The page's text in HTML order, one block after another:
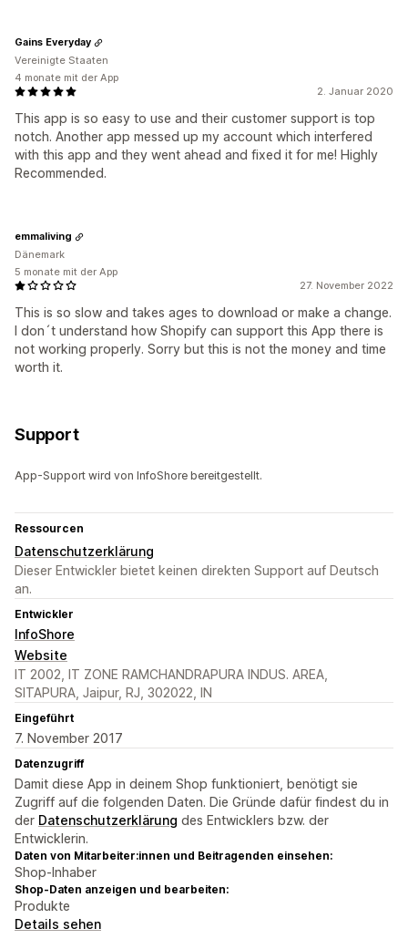
2. Januar 2020
This app is so easy to use and their customer support is top
notch. Another app messed up my account which interfered
with this app and they went ahead and fixed it for me! Highly
Recommended.
Gains Everyday
Vereinigte Staaten
4 monate mit der App
27. November 2022
This is so slow and takes ages to download or make a change.
I don´t understand how Shopify can support this App there is
not working properly. Sorry but this is not the money and time
worth it.
emmaliving
Dänemark
5 monate mit der App
Support
App-Support wird von InfoShore bereitgestellt.
Ressourcen
Datenschutzerklärung
Dieser Entwickler bietet keinen direkten Support auf Deutsch
an.
Entwickler
InfoShore
Website
IT 2002, IT ZONE RAMCHANDRAPURA INDUS. AREA,
SITAPURA, Jaipur, RJ, 302022, IN
Eingeführt
7. November 2017
Datenzugriff
Damit diese App in deinem Shop funktioniert, benötigt sie
Zugriff auf die folgenden Daten. Die Gründe dafür findest du in
der Datenschutzerklärung des Entwicklers bzw. der
Entwicklerin.
Daten von Mitarbeiter:innen und Beitragenden einsehen:
Shop-Inhaber
Shop-Daten anzeigen und bearbeiten:
Produkte
Details sehen